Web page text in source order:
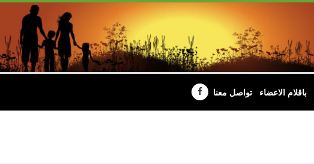
باقلام الاعضاء تواصل معنا